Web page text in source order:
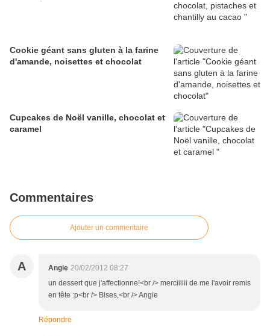
Cookie géant sans gluten à la farine
d'amande, noisettes et chocolat
Cupcakes de Noël vanille, chocolat et
caramel
Commentaires
Ajouter un commentaire
A Angie 20/02/2012 08:27
un dessert que j'affectionne!<br /> merciiiiii de me l'avoir remis
en tête :p<br /> Bises,<br /> Angie
Répondre